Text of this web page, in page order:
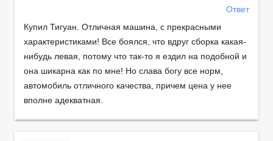
Ответ
Купил Тигуан. Отличная машина, с прекрасными
характеристиками! Все боялся, что вдруг сборка какая-
нибудь левая, потому что так-то я ездил на подобной и
она шикарна как по мне! Но слава богу все норм,
автомобиль отличного качества, причем цена у нее
вполне адекватная.